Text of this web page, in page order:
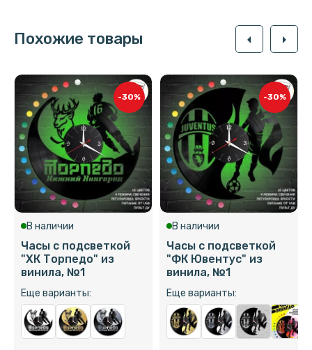
Похожие товары arrow_left arrow_right
-30%
В наличии
Часы с подсветкой
"ХК Торпедо" из
винила, №1
Еще варианты:
-30%
В наличии
Часы с подсветкой
"ФК Ювентус" из
винила, №1
Еще варианты: